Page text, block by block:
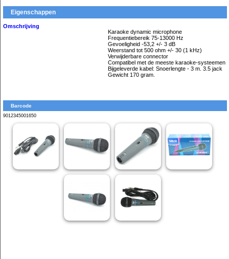
Eigenschappen
Omschrijving
Karaoke dynamic microphone
Frequentiebereik 75-13000 Hz
Gevoeligheid -53,2 +/- 3 dB
Weerstand tot 500 ohm +/- 30 (1 kHz)
Verwijderbare connector
Compatibel met de meeste karaoke-systeemen
Bijgeleverde kabel: Snoerlengte - 3 m. 3.5 jack
Gewicht 170 gram.
Barcode
9012345001650